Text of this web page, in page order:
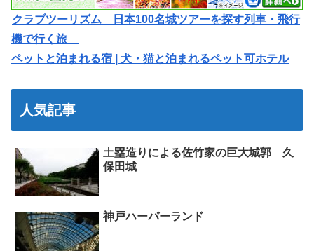
クラブツーリズム 日本100名城ツアーを探す列車・飛行
機で行く旅
ペットと泊まれる宿 | 犬・猫と泊まれるペット可ホテル
人気記事
土塁造りによる佐竹家の巨大城郭 久
保田城
神戸ハーバーランド